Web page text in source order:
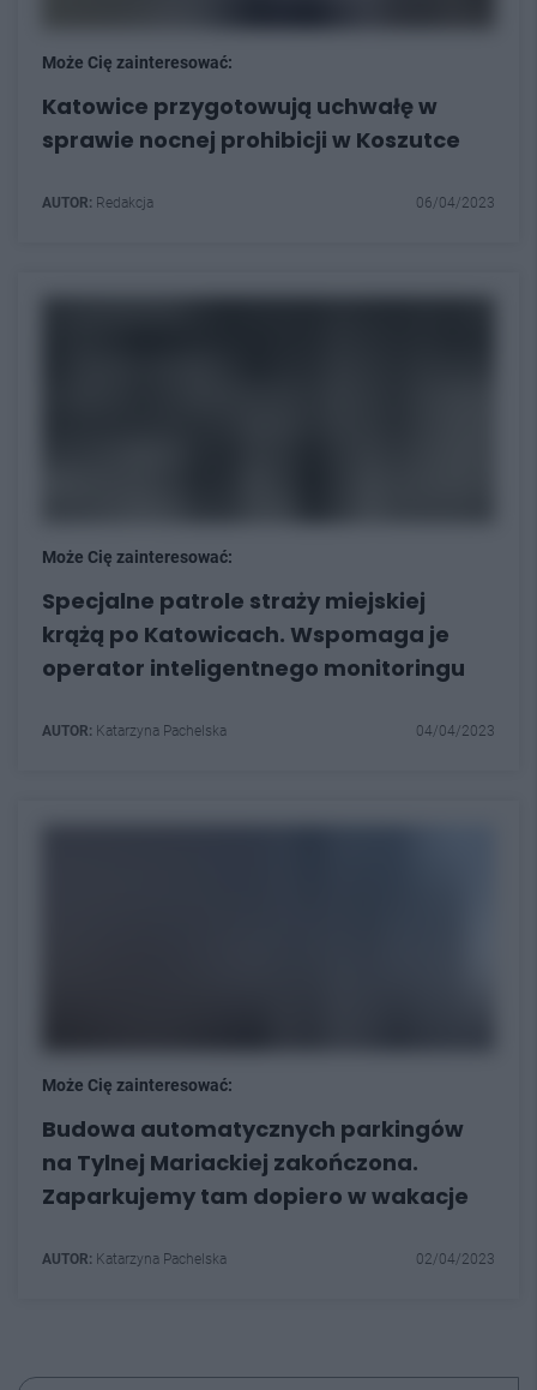
Może Cię zainteresować:
Katowice przygotowują uchwałę w
sprawie nocnej prohibicji w Koszutce
AUTOR: Redakcja 06/04/2023
Może Cię zainteresować:
Specjalne patrole straży miejskiej
krążą po Katowicach. Wspomaga je
operator inteligentnego monitoringu
AUTOR: Katarzyna Pachelska 04/04/2023
Może Cię zainteresować:
Budowa automatycznych parkingów
na Tylnej Mariackiej zakończona.
Zaparkujemy tam dopiero w wakacje
AUTOR: Katarzyna Pachelska 02/04/2023